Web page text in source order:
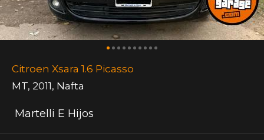
Citroen Xsara 1.6 Picasso
MT, 2011, Nafta
Martelli E Hijos